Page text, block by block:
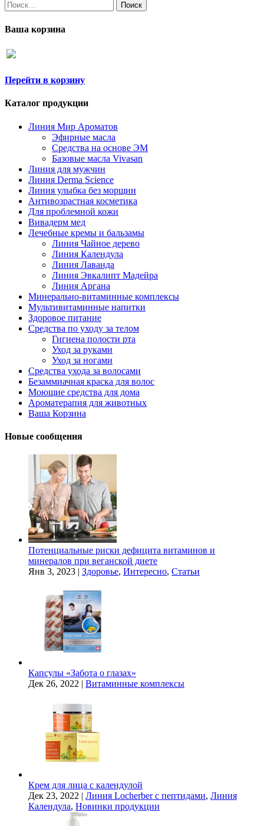
Найти:
Ваша корзина
Перейти в корзину
Каталог продукции
Линия Мир Ароматов
Эфирные масла
Средства на основе ЭМ
Базовые масла Vivasan
Линия для мужчин
Линия Derma Science
Линия улыбка без морщин
Антивозрастная косметика
Для проблемной кожи
Вивадерм мед
Лечебные кремы и бальзамы
Линия Чайное дерево
Линия Календула
Линия Лаванда
Линия Эвкалипт Мадейра
Линия Аргана
Минерально-витаминные комплексы
Мультивитаминные напитки
Здоровое питание
Средства по уходу за телом
Гигиена полости рта
Уход за руками
Уход за ногами
Средства ухода за волосами
Безаммиачная краска для волос
Моющие средства для дома
Ароматерапия для животных
Ваша Корзина
Новые сообщения
Потенциальные риски дефицита витаминов и
минералов при веганской диете
Янв 3, 2023 | Здоровье, Интересно, Статьи
Капсулы «Забота о глазах»
Дек 26, 2022 | Витаминные комплексы
Крем для лица с календулой
Дек 23, 2022 | Линия Locherber с пептидами, Линия
Календула, Новинки продукции